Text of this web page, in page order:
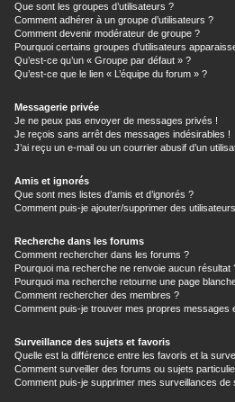
Que sont les groupes d’utilisateurs ?
Comment adhérer à un groupe d’utilisateurs ?
Comment devenir modérateur de groupe ?
Pourquoi certains groupes d’utilisateurs
Qu’est-ce qu’un « Groupe par défaut » ?
Qu’est-ce que le lien « L’équipe du forum » ?
Messagerie privée
Je ne peux pas envoyer de messages privés !
Je reçois sans arrêt des messages indésirables !
J’ai reçu un e-mail ou un courrier abusif d’un
Amis et ignorés
Que sont mes listes d’amis et d’ignorés ?
Comment puis-je ajouter/supprimer des
Recherche dans les forums
Comment rechercher dans les forums ?
Pourquoi ma recherche ne renvoie aucun résultat
Pourquoi ma recherche retourne une page
Comment rechercher des membres ?
Comment puis-je trouver mes propres messages
Surveillance des sujets et favoris
Quelle est la différence entre les favoris et la
Comment surveiller des forums ou sujets
Comment puis-je supprimer mes surveillances de